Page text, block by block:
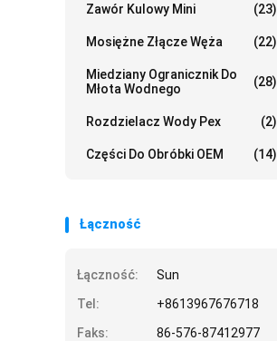
Zawór Kulowy Mini (23)
Mosiężne Złącze Węża (22)
Miedziany Ogranicznik Do
Młota Wodnego
(28)
Rozdzielacz Wody Pex (2)
Części Do Obróbki OEM (14)
Łączność
Łączność:
Sun
Tel:
+8613967676718
Faks:
86-576-87412977